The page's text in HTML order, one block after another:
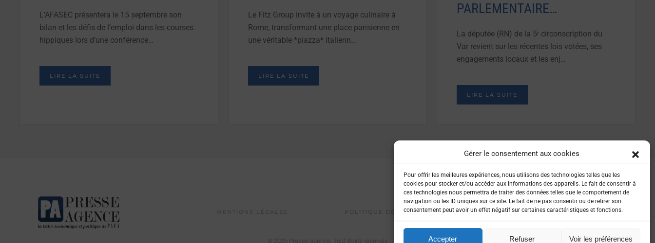
Gérer le consentement aux cookies
Pour offrir les meilleures expériences, nous utilisons des technologies telles que les
cookies pour stocker et/ou accéder aux informations des appareils. Le fait de consentir à
ces technologies nous permettra de traiter des données telles que le comportement de
navigation ou les ID uniques sur ce site. Le fait de ne pas consentir ou de retirer son
consentement peut avoir un effet négatif sur certaines caractéristiques et fonctions.
Accepter Refuser Voir les préférences
L’AFASEC présentera le 15 septembre son
bilan et les défis de l’emploi dans les courses
hippiques lors d’une conférence…
LIRE LA SUITE
Le Fitz Group invite à un voyage culinaire à
Rome, transformant une place parisienne en
une véritable *piazza* italienn…
LIRE LA SUITE
PARLEMENTAIRE…
La députée (RN) de la 5ᵉ circonscription du
Var revient sur les récentes lois votées, ses
engagements locaux et les enj…
LIRE LA SUITE
POLITIQUE DE CONFIDENTIALITÉ